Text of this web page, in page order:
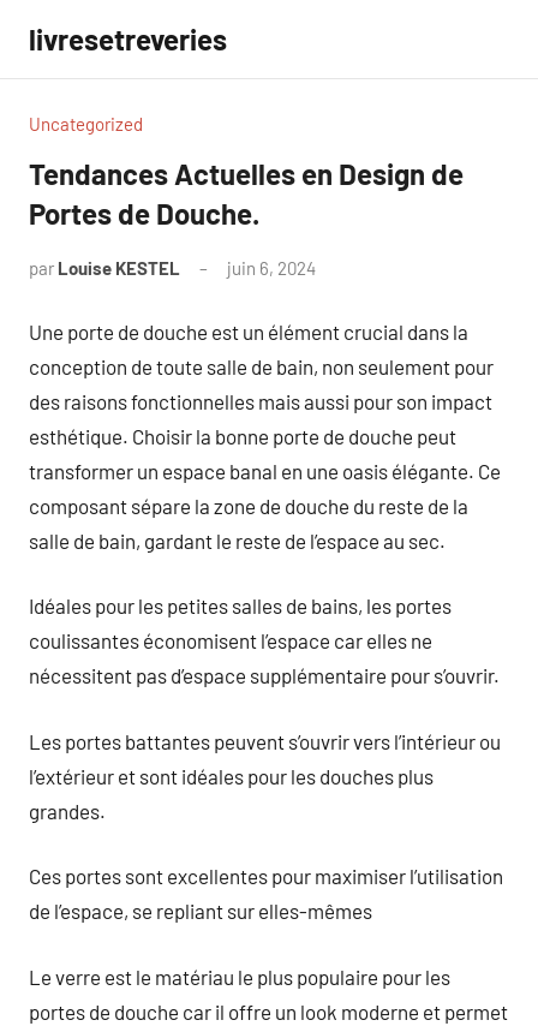
contenu
livresetreveries
Uncategorized
Tendances Actuelles en Design de
Portes de Douche.
par Louise KESTEL juin 6, 2024
Une porte de douche est un élément crucial dans la
conception de toute salle de bain, non seulement pour
des raisons fonctionnelles mais aussi pour son impact
esthétique. Choisir la bonne porte de douche peut
transformer un espace banal en une oasis élégante. Ce
composant sépare la zone de douche du reste de la
salle de bain, gardant le reste de l’espace au sec.
Idéales pour les petites salles de bains, les portes
coulissantes économisent l’espace car elles ne
nécessitent pas d’espace supplémentaire pour s’ouvrir.
Les portes battantes peuvent s’ouvrir vers l’intérieur ou
l’extérieur et sont idéales pour les douches plus
grandes.
Ces portes sont excellentes pour maximiser l’utilisation
de l’espace, se repliant sur elles-mêmes
Le verre est le matériau le plus populaire pour les
portes de douche car il offre un look moderne et permet